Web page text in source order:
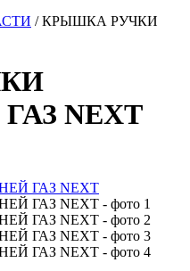
/КРЫШКА РУЧКИ
NEXT